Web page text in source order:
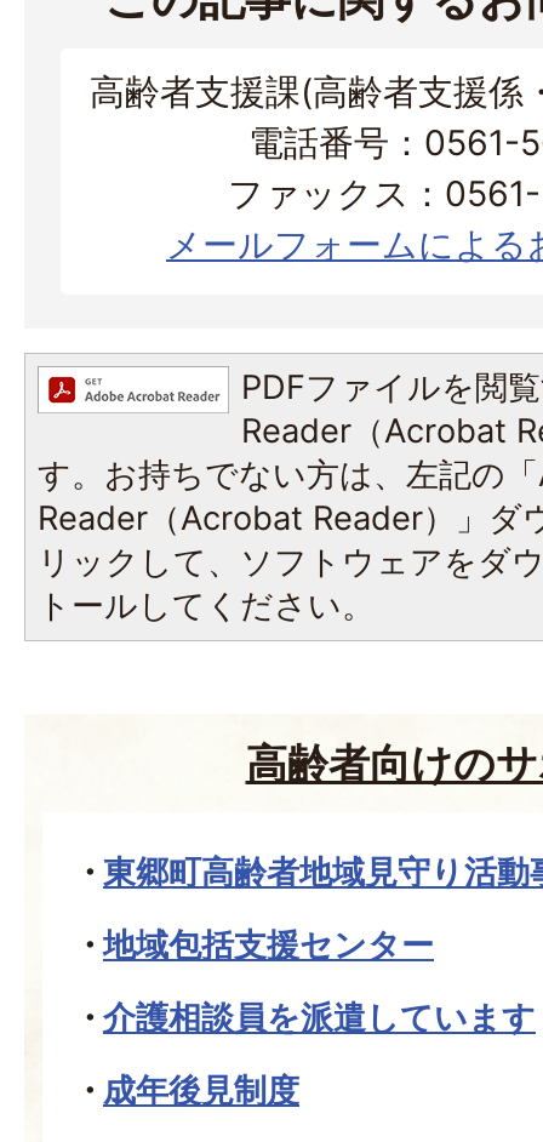
高齢者支援課(高齢者支援係
電話番号：0561-
ファックス：
メールフォームによる
PDFファイルを閲
Reader（Acrobat
す。お持ちでない方は、左記の
Reader（Acrobat Reader）」ダ
リックして、ソフトウェアをダ
トールしてください。
高齢者向けの
東郷町高齢者地域見守り活動
地域包括支援センター
介護相談員を派遣しています
成年後見制度